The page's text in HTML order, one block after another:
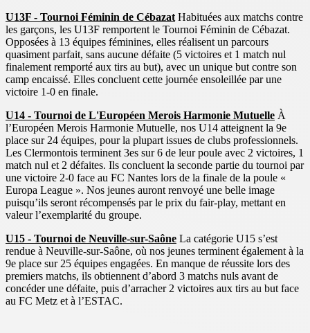
U13F - Tournoi Féminin de Cébazat Habituées aux matchs contre
les garçons, les U13F remportent le Tournoi Féminin de Cébazat.
Opposées à 13 équipes féminines, elles réalisent un parcours
quasiment parfait, sans aucune défaite (5 victoires et 1 match nul
finalement remporté aux tirs au but), avec un unique but contre son
camp encaissé. Elles concluent cette journée ensoleillée par une
victoire 1-0 en finale.
U14 - Tournoi de L'Européen Merois Harmonie Mutuelle À
l’Européen Merois Harmonie Mutuelle, nos U14 atteignent la 9e
place sur 24 équipes, pour la plupart issues de clubs professionnels.
Les Clermontois terminent 3es sur 6 de leur poule avec 2 victoires, 1
match nul et 2 défaites. Ils concluent la seconde partie du tournoi par
une victoire 2-0 face au FC Nantes lors de la finale de la poule «
Europa League ». Nos jeunes auront renvoyé une belle image
puisqu’ils seront récompensés par le prix du fair-play, mettant en
valeur l’exemplarité du groupe.
U15 - Tournoi de Neuville-sur-Saône La catégorie U15 s’est
rendue à Neuville-sur-Saône, où nos jeunes terminent également à la
9e place sur 25 équipes engagées. En manque de réussite lors des
premiers matchs, ils obtiennent d’abord 3 matchs nuls avant de
concéder une défaite, puis d’arracher 2 victoires aux tirs au but face
au FC Metz et à l’ESTAC.